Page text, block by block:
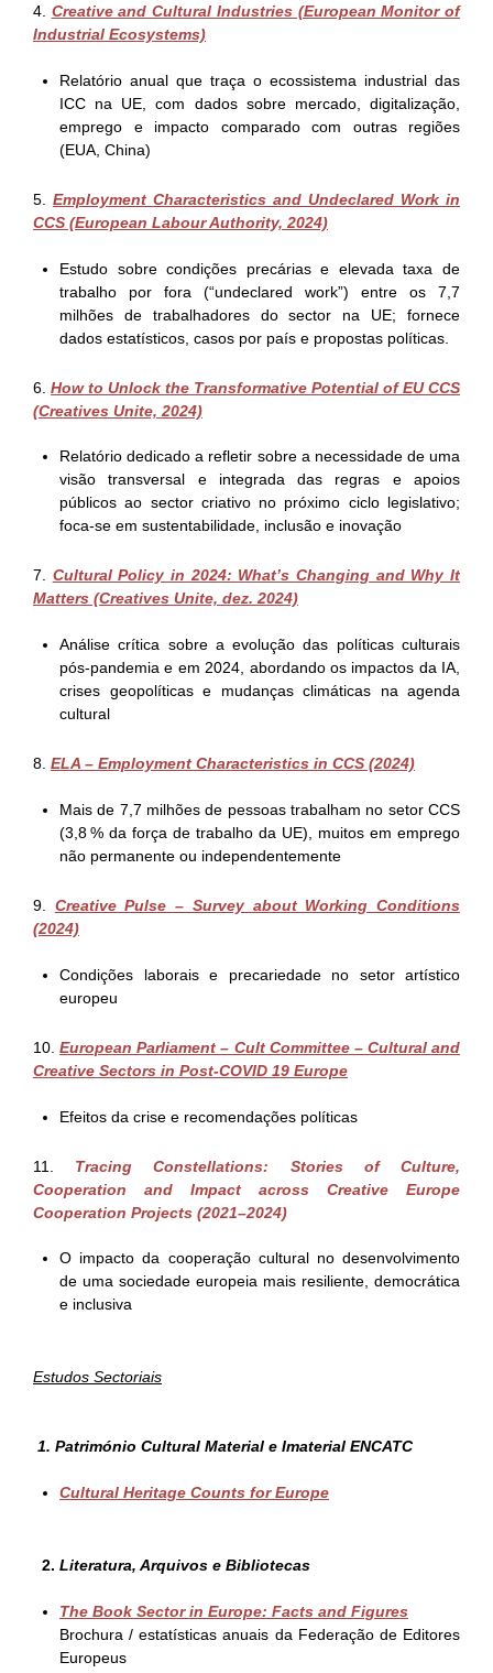
4. Creative and Cultural Industries (European Monitor of
Industrial Ecosystems)
Relatório anual que traça o ecossistema industrial das
ICC na UE, com dados sobre mercado, digitalização,
emprego e impacto comparado com outras regiões
(EUA, China)
5. Employment Characteristics and Undeclared Work in
CCS (European Labour Authority, 2024)
Estudo sobre condições precárias e elevada taxa de
trabalho por fora (“undeclared work”) entre os 7,7
milhões de trabalhadores do sector na UE; fornece
dados estatísticos, casos por país e propostas políticas.
6. How to Unlock the Transformative Potential of EU CCS
(Creatives Unite, 2024)
Relatório dedicado a refletir sobre a necessidade de uma
visão transversal e integrada das regras e apoios
públicos ao sector criativo no próximo ciclo legislativo;
foca-se em sustentabilidade, inclusão e inovação
7. Cultural Policy in 2024: What’s Changing and Why It
Matters (Creatives Unite, dez. 2024)
Análise crítica sobre a evolução das políticas culturais
pós-pandemia e em 2024, abordando os impactos da IA,
crises geopolíticas e mudanças climáticas na agenda
cultural
8. ELA – Employment Characteristics in CCS (2024)
Mais de 7,7 milhões de pessoas trabalham no setor CCS
(3,8 % da força de trabalho da UE), muitos em emprego
não permanente ou independentemente
9. Creative Pulse – Survey about Working Conditions
(2024)
Condições laborais e precariedade no setor artístico
europeu
10.European Parliament – Cult Committee – Cultural and
Creative Sectors in Post-COVID 19 Europe
Efeitos da crise e recomendações políticas
11. Tracing Constellations: Stories of Culture,
Cooperation and Impact across Creative Europe
Cooperation Projects (2021–2024)
O impacto da cooperação cultural no desenvolvimento
de uma sociedade europeia mais resiliente, democrática
e inclusiva
Estudos Sectoriais
1. Património Cultural Material e Imaterial ENCATC
Cultural Heritage Counts for Europe
2. Literatura, Arquivos e Bibliotecas
The Book Sector in Europe: Facts and Figures
Brochura / estatísticas anuais da Federação de Editores
Europeus